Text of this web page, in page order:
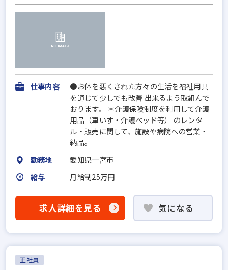
仕事内容
●お体を悪くされた方々の生活を福祉用具
を通じて少しでも改善 出来るよう取組んで
おります。 ＊介護保険制度を利用して介護
用品（車いす・介護ベッド等） のレンタ
ル・販売に関して、施設や病院への営業・
納品。
勤務地
愛知県一宮市
給与
月給制25万円
求人詳細を見る 気になる
正社員